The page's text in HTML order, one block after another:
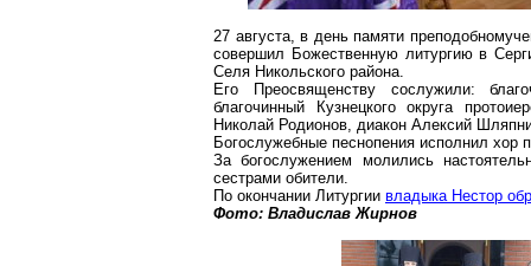
27 августа, в день памяти
совершил Божественную литургию в
Селя Никольского района.
Его Преосвященству сослужили:
благочинный Кузнецкого округа
Николай Родионов, диакон Алексий
Богослужебные песнопения исполнил
За богослужением молились
сестрами обители.
По окончании Литургии владыка Нестор
Фото: Владислав Жирнов